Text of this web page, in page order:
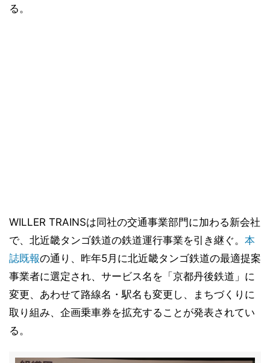
る。
WILLER TRAINSは同社の交通事業部門に加わる新会社
で、北近畿タンゴ鉄道の鉄道運行事業を引き継ぐ。 本
誌既報の通り、昨年5月に北近畿タンゴ鉄道の最適提案
事業者に選定され、サービス名を「京都丹後鉄道」に
変更、あわせて路線名・駅名も変更し、まちづくりに
取り組み、企画乗車券を拡充することが発表されてい
る。